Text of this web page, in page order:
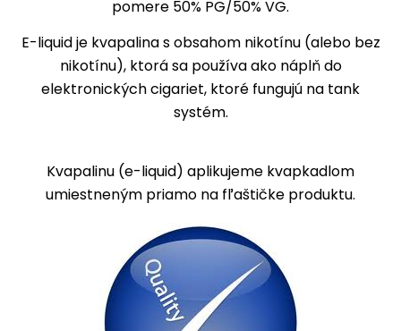
pomere 50% PG/50% VG.
E-liquidje kvapalina s obsahom nikotínu (alebo bez
nikotínu), ktorá sa používa ako náplň do
elektronických cigariet, ktoré fungujú na tank
systém.
Kvapalinu (e-liquid) aplikujeme kvapkadlom
umiestneným priamo na fľaštičke produktu.